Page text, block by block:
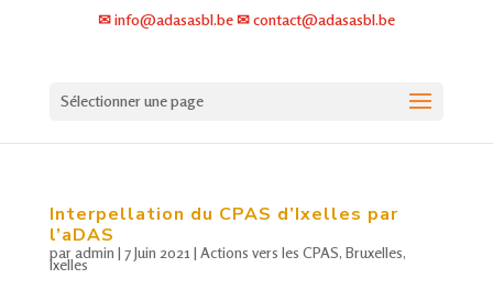
✉ info@adasasbl.be ✉ contact@adasasbl.be
Sélectionner une page
Interpellation du CPAS d’Ixelles par
l’aDAS
paradmin | 7 Juin 2021 | Actions vers les CPAS, Bruxelles,
Ixelles